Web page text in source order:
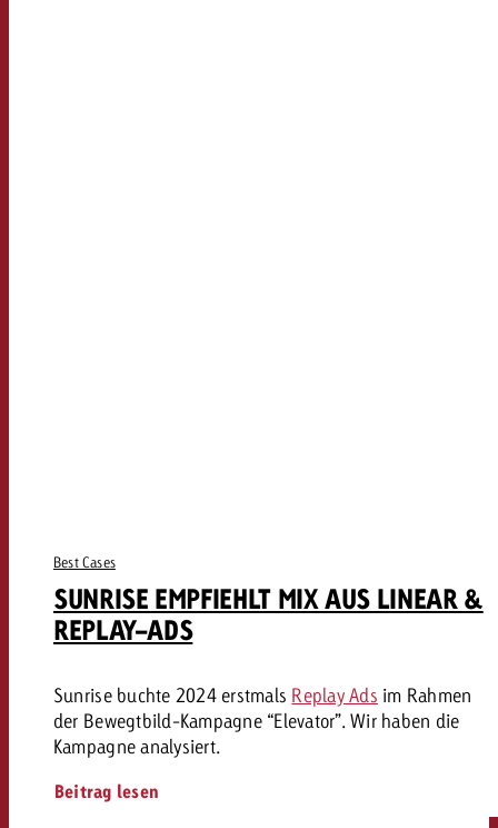
Best Cases
SUNRISE EMPFIEHLT MIX AUS LINEAR &
REPLAY-ADS
Sunrise buchte 2024 erstmals Replay Ads im Rahmen
der Bewegtbild-Kampagne “Elevator”. Wir haben die
Kampagne analysiert.
Beitrag lesen